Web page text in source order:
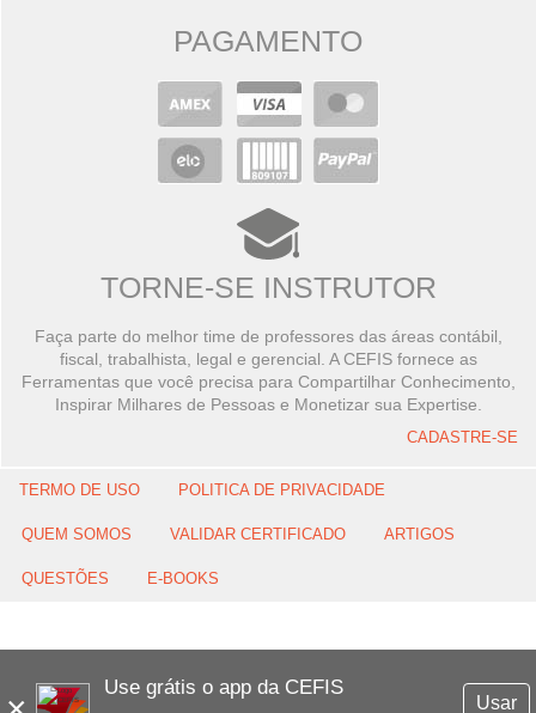
Use grátis o app da CEFIS
Usar
PAGAMENTO
TORNE-SE INSTRUTOR
Faça parte do melhor time de professores das áreas contábil,
fiscal, trabalhista, legal e gerencial. A CEFIS fornece as
Ferramentas que você precisa para Compartilhar Conhecimento,
Inspirar Milhares de Pessoas e Monetizar sua Expertise.
CADASTRE-SE
TERMO DE USO POLITICA DE PRIVACIDADE
QUEM SOMOS VALIDAR CERTIFICADO ARTIGOS
QUESTÕES E-BOOKS